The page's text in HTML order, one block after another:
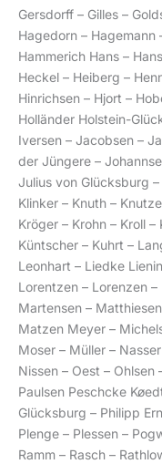
Gersdorff – Gilles –
Hagedorn – Hagemann
Hammerich Hans –
Heckel – Heiberg –
Hinrichsen – Hjort –
Holländer Holstein-
Iversen – Jacobsen –
der Jüngere –
Julius von Glücksburg
Klinker – Knuth –
Kröger – Krohn – Kroll
Küntscher – Kuhrt –
Leonhart – Liedke
Lorentzen – Lorenzen
Martensen –
Matzen Meyer –
Moser – Müller –
Nissen – Oest –
Paulsen Peschcke
Glücksburg – Philipp
Plenge – Plessen –
Ramm – Rasch –